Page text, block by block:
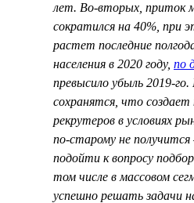
лет. Во-вторых, приток
сократился на 40%, при
растет последние
населения в 2020 году, по
превысило убыль 2019-
сохранятся, что создает
рекрутеров в условиях
по-старому не
подойти к вопросу
том числе в массовом
успешно решать задачи